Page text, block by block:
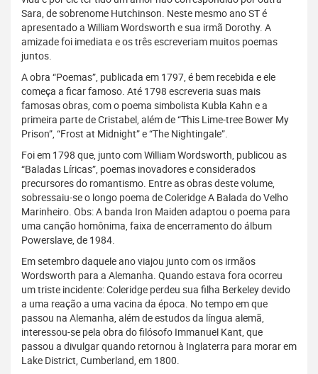
Sara, de sobrenome Hutchinson. Neste mesmo ano ST é
apresentado a William Wordsworth e sua irmã Dorothy. A
amizade foi imediata e os três escreveriam muitos poemas
juntos.
A obra “Poemas”, publicada em 1797, é bem recebida e ele
começa a ficar famoso. Até 1798 escreveria suas mais
famosas obras, com o poema simbolista Kubla Kahn e a
primeira parte de Cristabel, além de “This Lime-tree Bower My
Prison”, “Frost at Midnight” e “The Nightingale”.
Foi em 1798 que, junto com William Wordsworth, publicou as
“Baladas Líricas”, poemas inovadores e considerados
precursores do romantismo. Entre as obras deste volume,
sobressaiu-se o longo poema de Coleridge A Balada do Velho
Marinheiro. Obs: A banda Iron Maiden adaptou o poema para
uma canção homônima, faixa de encerramento do álbum
Powerslave, de 1984.
Em setembro daquele ano viajou junto com os irmãos
Wordsworth para a Alemanha. Quando estava fora ocorreu
um triste incidente: Coleridge perdeu sua filha Berkeley devido
a uma reação a uma vacina da época. No tempo em que
passou na Alemanha, além de estudos da língua alemã,
interessou-se pela obra do filósofo Immanuel Kant, que
passou a divulgar quando retornou à Inglaterra para morar em
Lake District, Cumberland, em 1800.